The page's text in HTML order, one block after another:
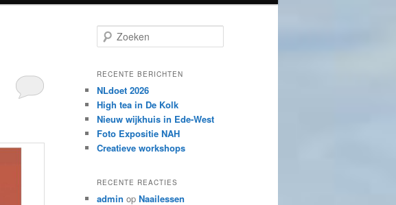
o
k
n
RECENTE BERICHTEN
NLdoet 2026
High tea in De Kolk
Nieuw wijkhuis in Ede-West
Foto Expositie NAH
Creatieve workshops
RECENTE REACTIES
admin op Naailessen